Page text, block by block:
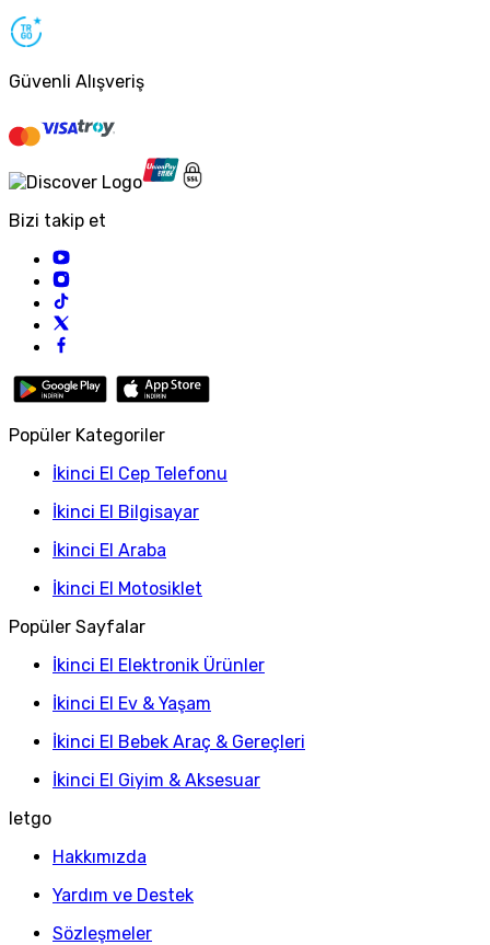
Güvenli Alışveriş
Bizi takip et
Popüler Kategoriler
İkinci El Cep Telefonu
İkinci El Bilgisayar
İkinci El Araba
İkinci El Motosiklet
Popüler Sayfalar
İkinci El Elektronik Ürünler
İkinci El Ev & Yaşam
İkinci El Bebek Araç & Gereçleri
İkinci El Giyim & Aksesuar
letgo
Hakkımızda
Yardım ve Destek
Sözleşmeler